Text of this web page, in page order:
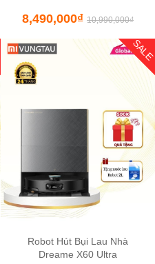
8,490,000₫ 10,990,000₫
SALE
Robot Hút Bụi Lau Nhà
Dreame X60 Ultra